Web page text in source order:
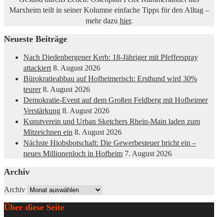
Marxheim teilt in seiner Kolumne einfache Tipps für den Alltag –
mehr dazu hier.
Neueste Beiträge
Nach Diedenbergener Kerb: 18-Jähriger mit Pfefferspray
attackiert 8. August 2026
Bürokratieabbau auf Hofheimerisch: Ersthund wird 30%
teurer 8. August 2026
Demokratie-Event auf dem Großen Feldberg mit Hofheimer
Verstärkung 8. August 2026
Kunstverein und Urban Sketchers Rhein-Main laden zum
Mitzeichnen ein 8. August 2026
Nächste Hiobsbotschaft: Die Gewerbesteuer bricht ein –
neues Millionenloch in Hofheim 7. August 2026
Archiv
Archiv
Über diese Seite